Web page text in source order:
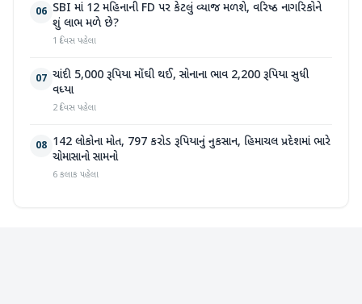
06 SBI માં 12 મહિનાની FD પર કેટલું વ્યાજ મળશે, વરિષ્ઠ નાગરિકોને
શું લાભ મળે છે?
1 દિવસ પહેલા
07 ચાંદી 5,000 રૂપિયા મોંઘી થઈ, સોનાના ભાવ 2,200 રૂપિયા સુધી
વધ્યા
2 દિવસ પહેલા
08 142 લોકોના મોત, 797 કરોડ રૂપિયાનું નુકસાન, હિમાચલ પ્રદેશમાં ભારે
ચોમાસાનો સામનો
6 કલાક પહેલા